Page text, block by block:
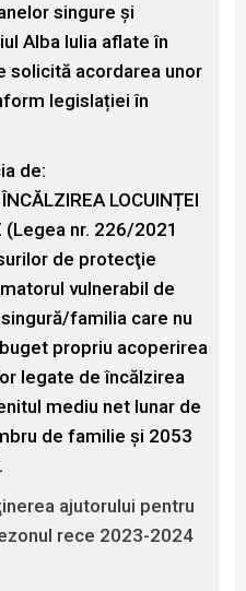
singure și
Alba Iulia aflate în
solicită acordarea unor
legislației în
de:
LOCUINȚEI
(Legea nr. 226/2021
de protecţie
vulnerabil de
familia care nu
propriu acoperirea
legate de încălzirea
mediu net lunar de
de familie și 2053
ajutorului pentru
rece 2023-2024